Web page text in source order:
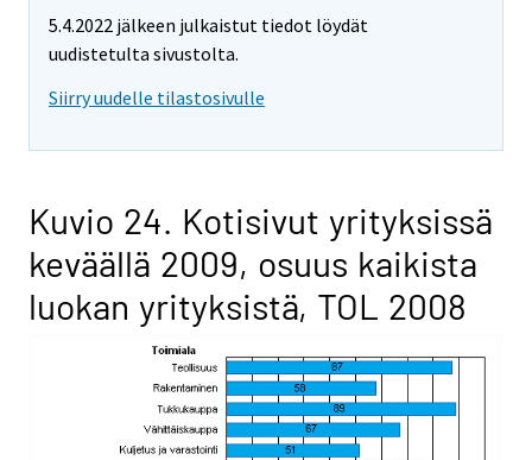
5.4.2022 jälkeen julkaistut tiedot löydät
uudistetulta sivustolta.
Siirry uudelle tilastosivulle
Kuvio 24. Kotisivut yrityksissä
keväällä 2009, osuus kaikista
luokan yrityksistä, TOL 2008